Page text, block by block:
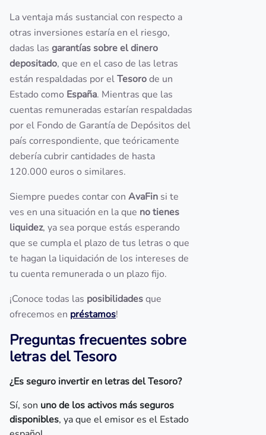
La ventaja más sustancial con respecto a
otras inversiones estaría en el riesgo,
dadas las garantías sobre el dinero
depositado, que en el caso de las letras
están respaldadas por elTesorode un
Estado como España. Mientras que las
cuentas remuneradas estarían respaldadas
por el Fondo de Garantía de Depósitos del
país correspondiente, que teóricamente
debería cubrir cantidades de hasta
120.000 euros o similares.
Siempre puedes contar con AvaFin si te
ves en una situación en la que no tienes
liquidez, ya sea porque estás esperando
que se cumpla el plazo de tus letras o que
te hagan la liquidación de los intereses de
tu cuenta remunerada o un plazo fijo.
¡Conoce todas las posibilidadesque
ofrecemos en préstamos!
Preguntas frecuentes sobre
letras del Tesoro
¿Es seguro invertir en letras del Tesoro?
Sí, son uno de los activos más seguros
disponibles, ya que el emisor es el Estado